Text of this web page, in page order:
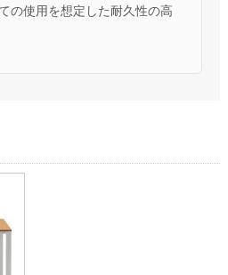
の使用を想定した耐久性の高